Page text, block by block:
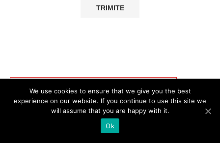
We use cookies to ensure that we give you the best
experience on our website. If you continue to use this site we
will assume that you are happy with it.
Ok